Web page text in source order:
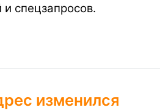
спецзапросов.
изменился